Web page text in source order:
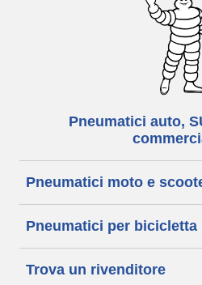
Pneumatici auto,
Pneumatici moto e
Pneumatici per bicicletta
Trova un rivenditore